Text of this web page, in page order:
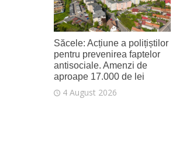
Săcele: Acțiune a polițiștilor
pentru prevenirea faptelor
antisociale. Amenzi de
aproape 17.000 de lei
4 August 2026